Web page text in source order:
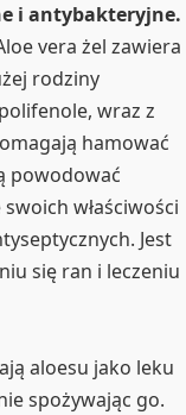
i antybakteryjne.
vera żel zawiera
rodziny
wraz z
hamować
powodować
właściwości
Jest
się ran i leczeniu
aloesu jako leku
spożywając go.